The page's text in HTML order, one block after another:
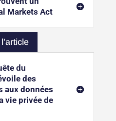
Markets Act
du
des
aux données
vie privée de